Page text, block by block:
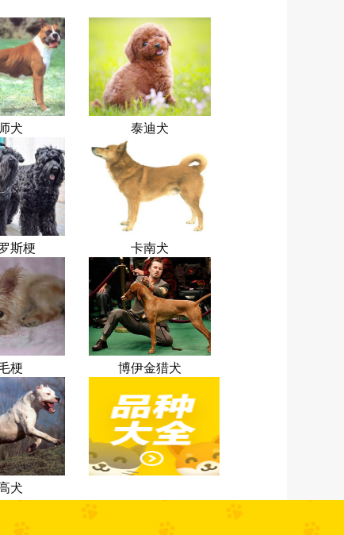
犬 泰迪犬
斯梗 卡南犬
梗 博伊金猎犬
犬